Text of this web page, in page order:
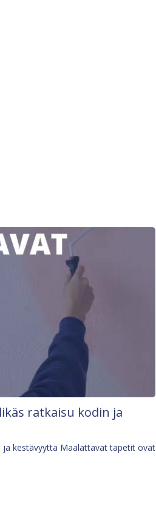
ratkaisu kodin ja
kestävyyttä Maalattavat tapetit ovat